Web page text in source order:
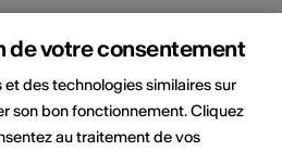
2026
Je Ve Sa
de votre consentement
des technologies similaires sur
son bon fonctionnement. Cliquez
au traitement de vos